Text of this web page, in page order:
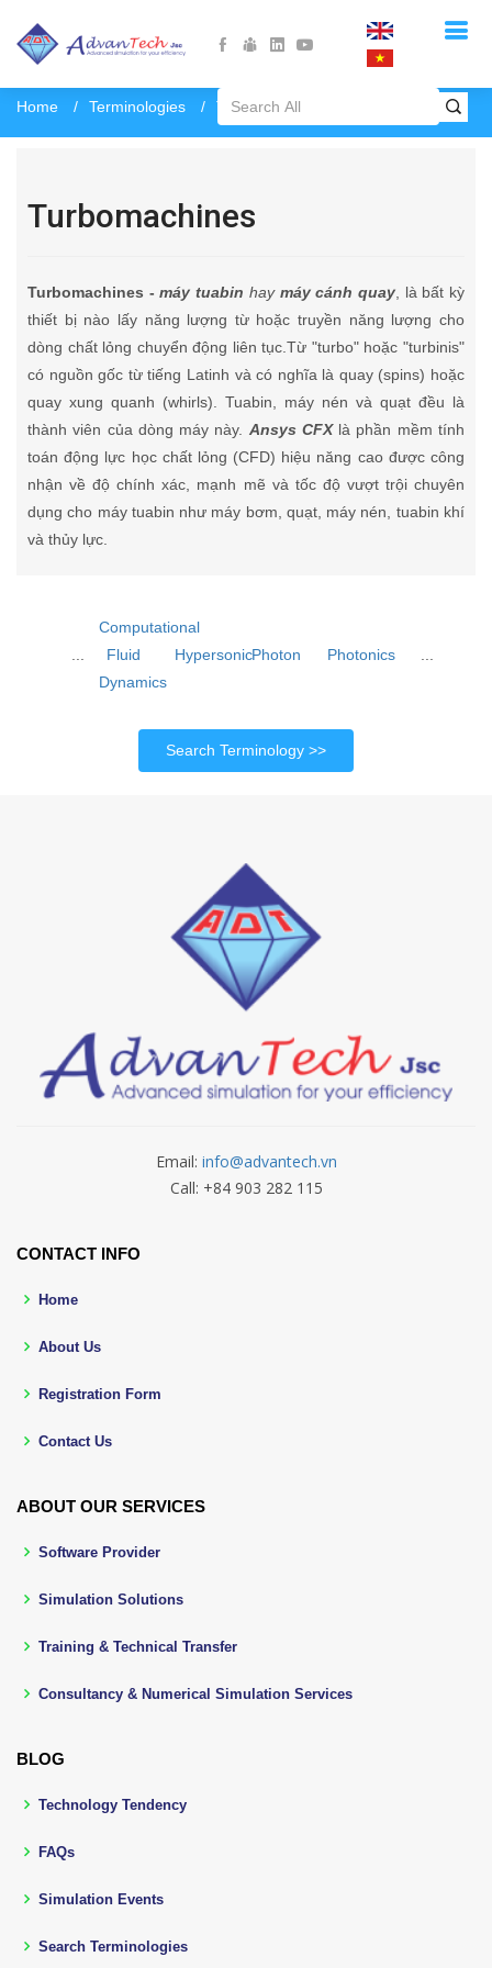
Home Terminologies Turbomachines
Turbomachines
Turbomachines -máy tuabin hay máy cánh quay, là bất kỳ
thiết bị nào lấy năng lượng từ hoặc truyền năng lượng cho
dòng chất lỏng chuyển động liên tục.Từ "turbo" hoặc "turbinis"
có nguồn gốc từ tiếng Latinh và có nghĩa là quay (spins) hoặc
quay xung quanh (whirls). Tuabin, máy nén và quạt đều là
thành viên của dòng máy này. Ansys CFXlà phần mềm tính
toán động lực học chất lỏng (CFD) hiệu năng cao được công
nhận về độ chính xác, mạnh mẽ và tốc độ vượt trội chuyên
dụng cho máy tuabin như máy bơm, quạt, máy nén, tuabin khí
và thủy lực.
Computational
Fluid
Dynamics
HypersonicPhoton Photonics
Search Terminology
Email: info@advantech.vn
Call: +84 903 282 115
CONTACT INFO
Home
About Us
Registration Form
Contact Us
ABOUT OUR SERVICES
Software Provider
Simulation Solutions
Training & Technical Transfer
Consultancy & Numerical Simulation Services
BLOG
Technology Tendency
FAQs
Simulation Events
Search Terminologies